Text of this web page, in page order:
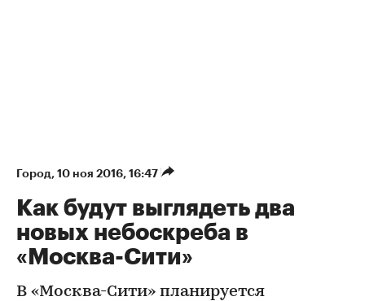
Город⁠, 10 ноя 2016, 16:47
Как будут выглядеть два
новых небоскреба в
«Москва-Сити»
В «Москва-Сити» планируется